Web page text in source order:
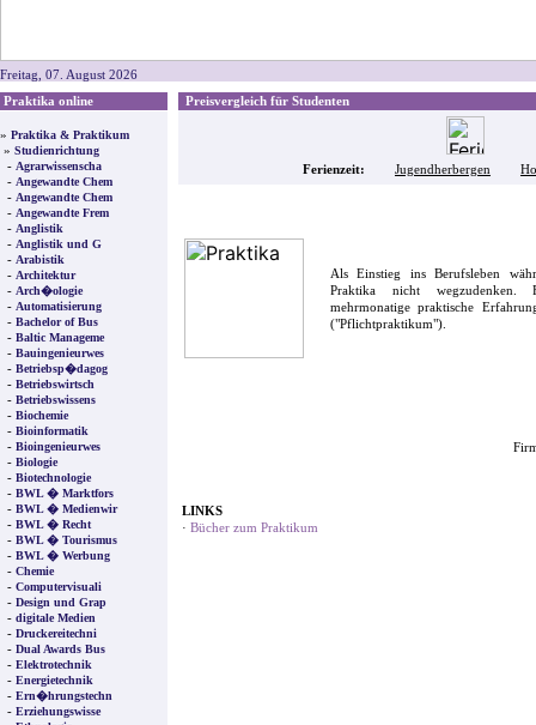
Freitag, 07. August 2026
Praktika online
» Praktika & Praktikum
» Studienrichtung
- Agrarwissenscha
- Angewandte Chem
- Angewandte Chem
- Angewandte Frem
- Anglistik
- Anglistik und G
- Arabistik
- Architektur
- Arch�ologie
- Automatisierung
- Bachelor of Bus
- Baltic Manageme
- Bauingenieurwes
- Betriebsp�dagog
- Betriebswirtsch
- Betriebswissens
- Biochemie
- Bioinformatik
- Bioingenieurwes
- Biologie
- Biotechnologie
- BWL � Marktfors
- BWL � Medienwir
- BWL � Recht
- BWL � Tourismus
- BWL � Werbung
- Chemie
- Computervisuali
- Design und Grap
- digitale Medien
- Druckereitechni
- Dual Awards Bus
- Elektrotechnik
- Energietechnik
- Ern�hrungstechn
- Erziehungswisse
Preisvergleich für Studenten
Ferienzeit: Jugendherbergen
Als Einstieg ins Berufsleben
Praktika nicht wegzudenken.
mehrmonatige praktische
("Pflichtpraktikum").
LINKS
· Bücher zum Praktikum